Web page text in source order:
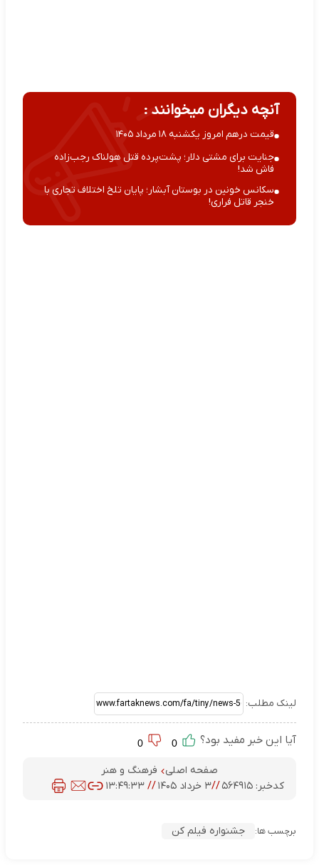
آنچه دیگران میخوانند :
قیمت درهم امروز یکشنبه ۱۸ مرداد ۱۴۰۵
جنایت برای مشتی دلار؛ پشت‌پرده قتل هولناک رجب‌زاده
فاش شد!
سکانس خونین در بوستان آبشار؛ پایان تلخ اختلاف تجاری با
خنجر قاتل فراری!
لینک مطلب:
آیا این خبر مفید بود؟
صفحه اصلی
فرهنگ و هنر
کدخبر: ۵۶۴۹۱۵ //۳ خرداد ۱۴۰۵ // ۱۳:۴۹:۳۳
برچسب ها: جشنواره فیلم کن